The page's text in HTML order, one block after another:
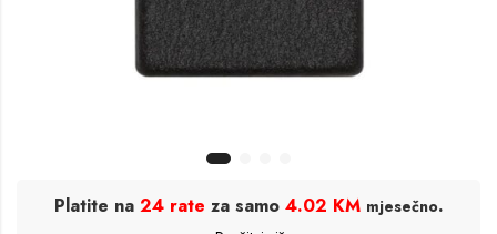
Platite na 24 rate za samo 4.02 KM mjesečno.